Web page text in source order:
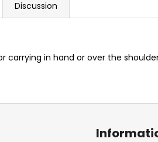
Discussion
carrying in hand or over the